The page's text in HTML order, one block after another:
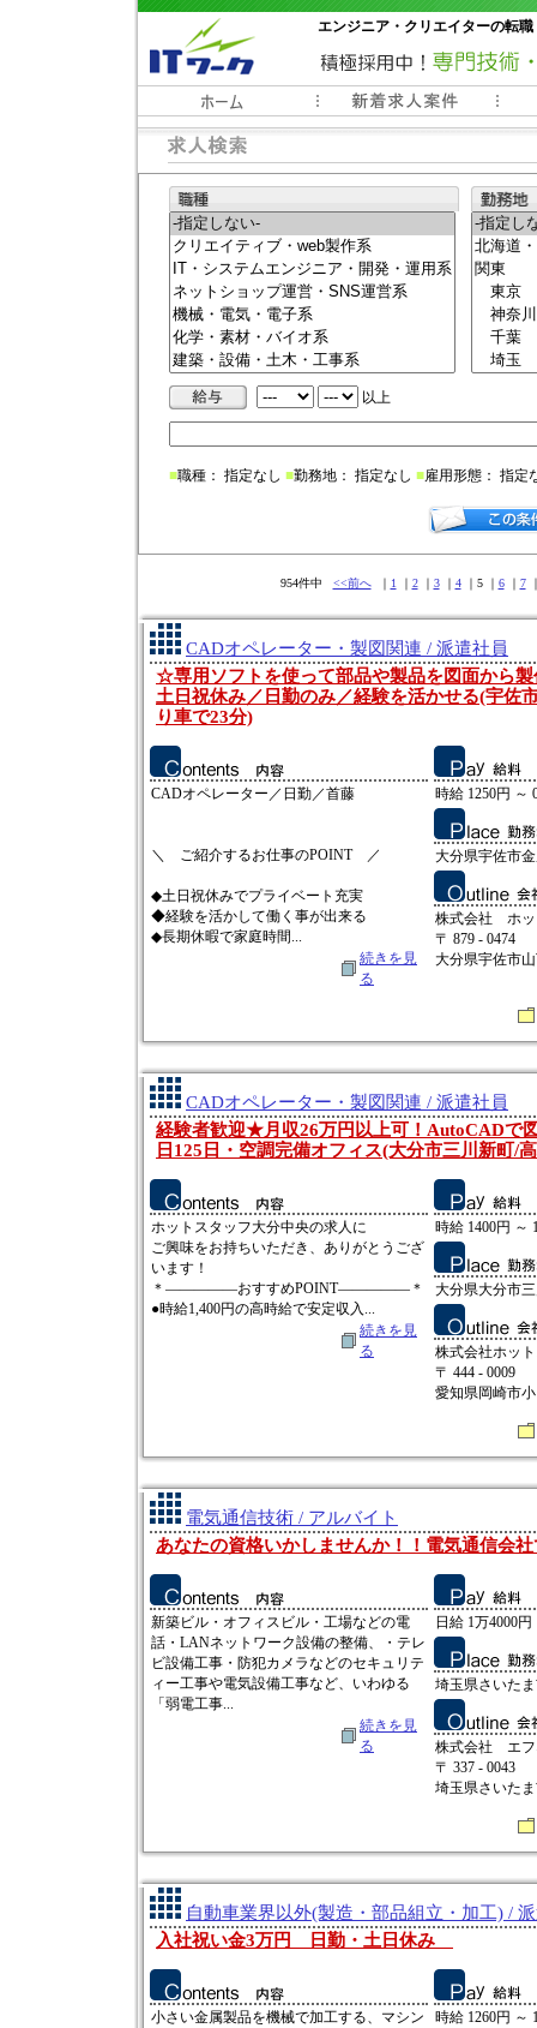
エンジニア・クリエイターの転
常時3000件以上の求人情報掲載中
以上
■職種： 指定なし ■勤務地： 指定なし ■雇用形態： 指定
954件中 <<前へ｜ 1 ｜ 2｜ 3｜ 4｜5 ｜ 6｜ 7
CADオペレーター・製図関連 / 派遣社員
☆専用ソフトを使って部品や製品を図面から
土日祝休み／日勤のみ／経験を活かせる(宇佐
り車で23分)
CADオペレーター／日勤／首藤
＼ ご紹介するお仕事のPOINT ／
◆土日祝休みでプライベート充実
◆経験を活かして働く事が出来る
◆長期休暇で家庭時間...
続きを見
る
時給 1250円 ～
大分県宇佐市
株式会社 ホッ
〒 879 - 0474
大分県宇佐市
CADオペレーター・製図関連 / 派遣社員
経験者歓迎★月収26万円以上可！AutoCADで
日125日・空調完備オフィス(大分市三川新町/
ホットスタッフ大分中央の求人に
ご興味をお持ちいただき、ありがとうござ
います！
＊―――――おすすめPOINT―――――＊
●時給1,400円の高時給で安定収入...
続きを見
る
時給 1400円 ～
大分県大分市
株式会社ホッ
〒 444 - 0009
愛知県岡崎市
電気通信技術 / アルバイト
あなたの資格いかしませんか！！電気通信会
新築ビル・オフィスビル・工場などの電
話・LANネットワーク設備の整備、・テレ
ビ設備工事・防犯カメラなどのセキュリテ
ィー工事や電気設備工事など、いわゆる
「弱電工事...
続きを見
る
日給 1万4000
埼玉県さいた
株式会社 エフ
〒 337 - 0043
埼玉県さいた
自動車業界以外(製造・部品組立・加工) /
入社祝い金3万円 日勤・土日休み
小さい金属製品を機械で加工する、マシン
時給 1260円 ～